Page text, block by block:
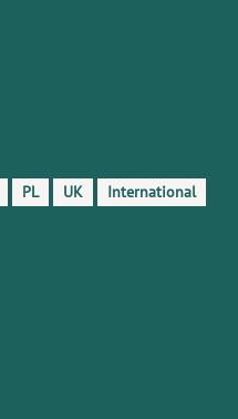
PL UK International